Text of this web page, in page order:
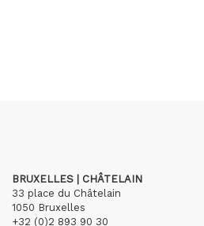
BRUXELLES | CHÂTELAIN
33 place du Châtelain
1050 Bruxelles
+32 (0)2 893 90 30